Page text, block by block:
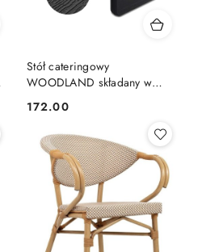
Stół cateringowy
WOODLAND składany w
walizkę 180 cm antracyt
Cena:
172.00